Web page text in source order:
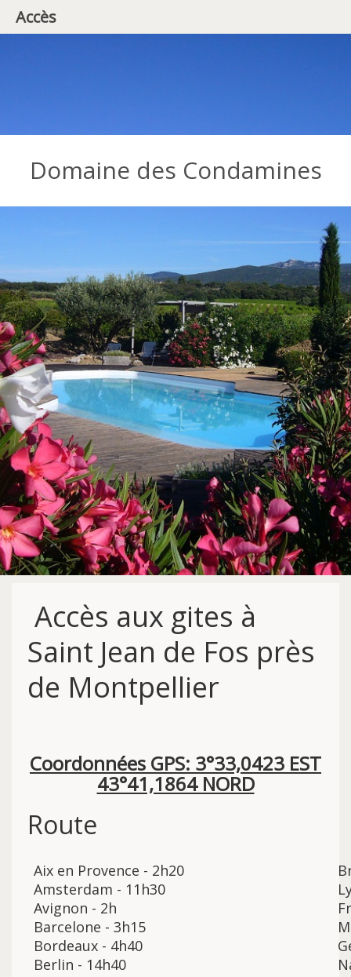
Domaine des Condamines
Accès aux gites à
Saint Jean de Fos près
de Montpellier
Coordonnées GPS: 3°33,0423 EST
43°41,1864 NORD
Route
Aix en Provence - 2h20
Amsterdam - 11h30
Avignon - 2h
Barcelone - 3h15
Bordeaux - 4h40
Berlin - 14h40
Accès